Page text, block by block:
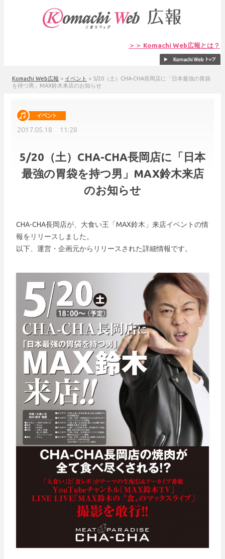
＞＞ Komachi Web広報とは？
Komachi Web広報 > イベント > 5/20（土）CHA-CHA長岡店に「日本最強の胃袋
を持つ男」MAX鈴木来店のお知らせ
2017.05.18 11:28
5/20（土）CHA-CHA長岡店に「日本
最強の胃袋を持つ男」MAX鈴木来店
のお知らせ
CHA-CHA長岡店が、大食い王「MAX鈴木」来店イベントの情
報をリリースしました。
以下、運営・企画元からリリースされた詳細情報です。